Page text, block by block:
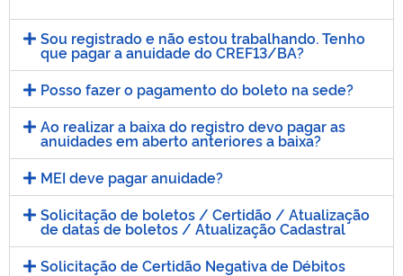
Sou registrado e não estou trabalhando. Tenho
que pagar a anuidade do CREF13/BA?
Posso fazer o pagamento do boleto na sede?
Ao realizar a baixa do registro devo pagar as
anuidades em aberto anteriores a baixa?
MEI deve pagar anuidade?
Solicitação de boletos / Certidão / Atualização
de datas de boletos / Atualização Cadastral
Solicitação de Certidão Negativa de Débitos